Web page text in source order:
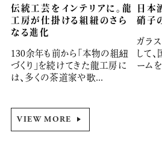
伝統工芸をインテリアに。龍
工房が仕掛ける組紐のさら
なる進化
130余年も前から「本物の組紐
づくり」を続けてきた龍工房に
は、多くの茶道家や歌...
日本
硝子
ガラ
して
ーム
VIEW MORE